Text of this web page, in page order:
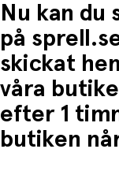
Nu kan du
på
skickat
våra
efter 1
butiken